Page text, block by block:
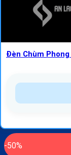
Đèn Chùm
-50%